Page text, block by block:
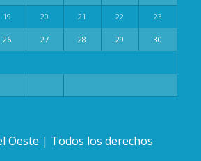
19 20 21 22 23
26 27 28 29 30
Oeste | Todos los derechos